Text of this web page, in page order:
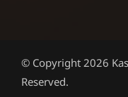
© Copyright 2026
Reserved.